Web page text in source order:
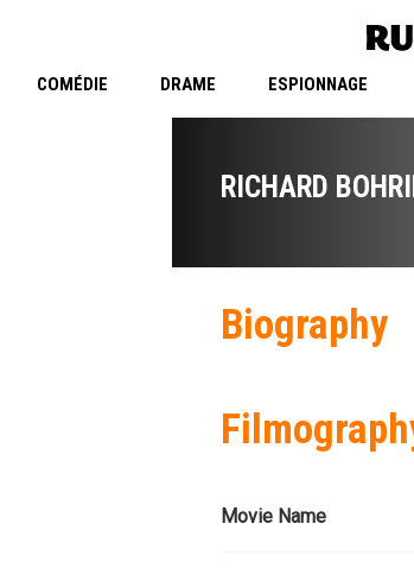
COMÉDIE DRAME ESPIONNAGE
RICHARD
Biography
Movie Name